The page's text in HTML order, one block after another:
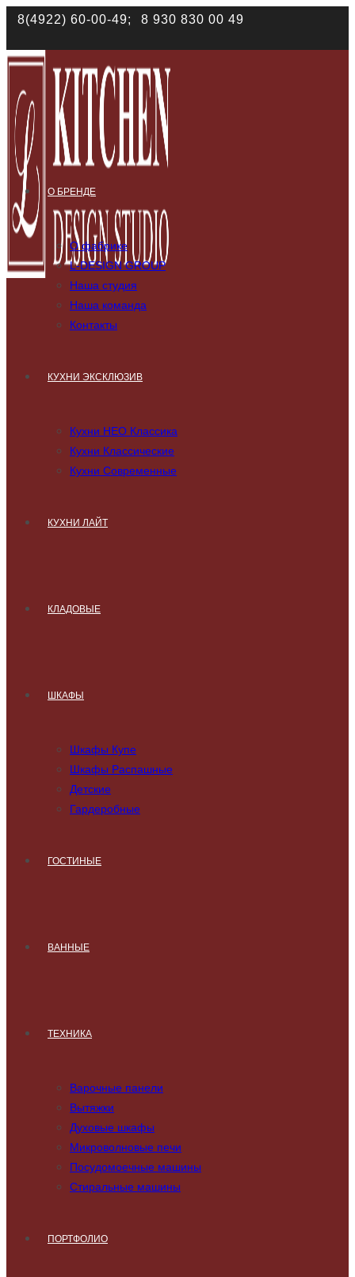
8(4922) 60-00-49; 8 930 830 00 49
О БРЕНДЕ
О фабрике
L-DESIGN GROUP
Наша студия
Наша команда
Контакты
КУХНИ ЭКСКЛЮЗИВ
Кухни НЕО Классика
Кухни Классические
Кухни Современные
КУХНИ ЛАЙТ
КЛАДОВЫЕ
ШКАФЫ
Шкафы Купе
Шкафы Распашные
Детские
Гардеробные
ГОСТИНЫЕ
ВАННЫЕ
ТЕХНИКА
Варочные панели
Вытяжки
Духовые шкафы
Микроволновые печи
Посудомоечные машины
Стиральные машины
ПОРТФОЛИО
Наш сайт использует файлы cookies. Продолжая им